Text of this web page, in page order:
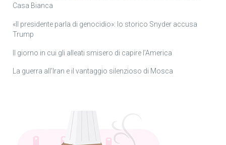
Casa Bianca
«Il presidente parla di genocidio»: lo storico Snyder accusa
Trump
Il giorno in cui gli alleati smisero di capire l’America
La guerra all’Iran e il vantaggio silenzioso di Mosca